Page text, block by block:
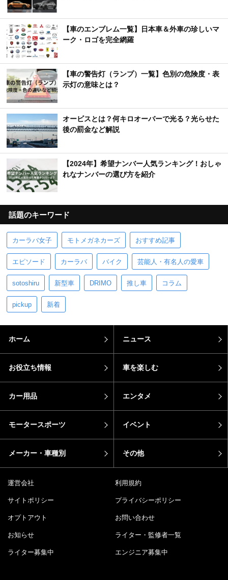
【車のエンブレム一覧】日本車＆外車の珍しいマ
ーク・ロゴを完全網羅
【車の警告灯（ランプ）一覧】色別の危険度・表
示灯の意味とは？
オービスとは？何キロオーバーで光る？光らせた
後の罰金など解説
【2024年】希望ナンバー人気ランキング！おしゃ
れなナンバーの選び方を紹介
話題のキーワード
カーラバ女子 モトメガネカーズ おすすめ記事
エピソード カーラバ バイク 芸能人・有名人の愛車
sotoshiru 新型車 DRIMO 推し車 コラム
pickup 新着
ホーム ニュース
お役立ち情報 車を楽しむ
カー用品 エンタメ
モータースポーツ イベント
メーカー・車種別 その他
運営会社 利用規約
サイトポリシー プライバシーポリシー
オプトアウト お問い合わせ
お知らせ ライター・監修者一覧
ライター募集中 エンジニア募集中